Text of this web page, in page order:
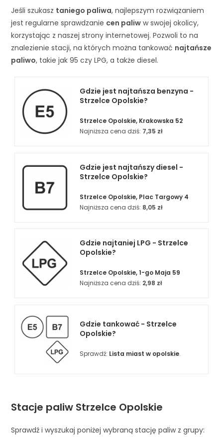
Jeśli szukasz taniego paliwa, najlepszym rozwiązaniem
jest regularne sprawdzanie cen paliw w swojej okolicy,
korzystając z naszej strony internetowej. Pozwoli to na
znalezienie stacji, na których można tankować najtańsze
paliwo, takie jak 95 czy LPG, a także diesel.
Gdzie jest najtańsza benzyna -
Strzelce Opolskie?
Strzelce Opolskie, Krakowska 52
Najniższa cena dziś: 7,35 zł
Gdzie jest najtańszy diesel -
Strzelce Opolskie?
Strzelce Opolskie, Plac Targowy 4
Najniższa cena dziś: 8,05 zł
Gdzie najtaniej LPG - Strzelce
Opolskie?
Strzelce Opolskie, 1-go Maja 59
Najniższa cena dziś: 2,98 zł
Gdzie tankować - Strzelce
Opolskie?
Sprawdź: Lista miast w opolskie.
Stacje paliw Strzelce Opolskie
Sprawdź i wyszukaj poniżej wybraną stację paliw z grupy: